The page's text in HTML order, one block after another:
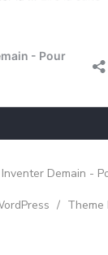
Demain -
/ Theme